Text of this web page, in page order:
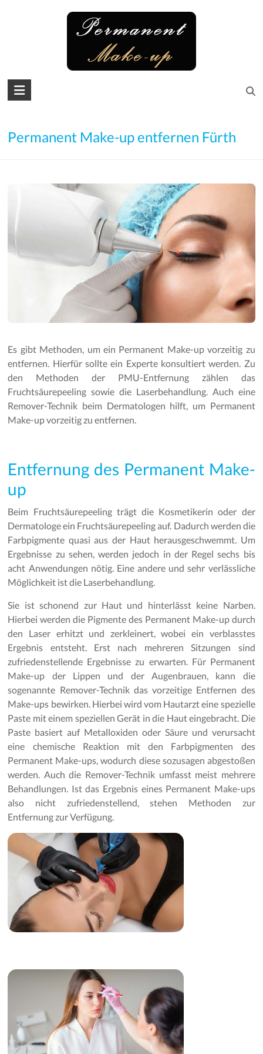
up
Lidstrich
Wimpern
Permanent Make-up entfernen Fürth
Es gibt Methoden, um ein Permanent Make-up vorzeitig zu
entfernen. Hierfür sollte ein Experte konsultiert werden. Zu
den Methoden der PMU-Entfernung zählen das
Fruchtsäurepeeling sowie die Laserbehandlung. Auch eine
Remover-Technik beim Dermatologen hilft, um Permanent
Make-up vorzeitig zu entfernen.
Entfernung des Permanent Make-
up
Beim Fruchtsäurepeeling trägt die Kosmetikerin oder der
Dermatologe ein Fruchtsäurepeeling auf. Dadurch werden die
Farbpigmente quasi aus der Haut herausgeschwemmt. Um
Ergebnisse zu sehen, werden jedoch in der Regel sechs bis
acht Anwendungen nötig. Eine andere und sehr verlässliche
Möglichkeit ist die Laserbehandlung.
Sie ist schonend zur Haut und hinterlässt keine Narben.
Hierbei werden die Pigmente des Permanent Make-up durch
den Laser erhitzt und zerkleinert, wobei ein verblasstes
Ergebnis entsteht. Erst nach mehreren Sitzungen sind
zufriedenstellende Ergebnisse zu erwarten. Für Permanent
Make-up der Lippen und der Augenbrauen, kann die
sogenannte Remover-Technik das vorzeitige Entfernen des
Make-ups bewirken. Hierbei wird vom Hautarzt eine spezielle
Paste mit einem speziellen Gerät in die Haut eingebracht. Die
Paste basiert auf Metalloxiden oder Säure und verursacht
eine chemische Reaktion mit den Farbpigmenten des
Permanent Make-ups, wodurch diese sozusagen abgestoßen
werden. Auch die Remover-Technik umfasst meist mehrere
Behandlungen. Ist das Ergebnis eines Permanent Make-ups
also nicht zufriedenstellend, stehen Methoden zur
Entfernung zur Verfügung.